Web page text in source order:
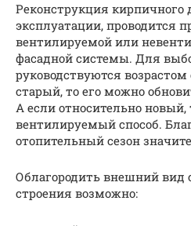
Реконструкция
эксплуатации, проводится
вентилируемой или
фасадной системы. Для
руководствуются
старый, то его можно
А если относительно
вентилируемый способ.
отопительный сезон
Облагородить внешний вид
строения возможно: